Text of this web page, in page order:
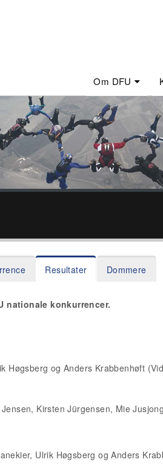
Om DFU
Resultater Dommere
nationale konkurrencer.
Høgsberg og Anders Krabbenhøft
Kirsten Jürgensen, Mie
Ulrik Høgsberg og Anders